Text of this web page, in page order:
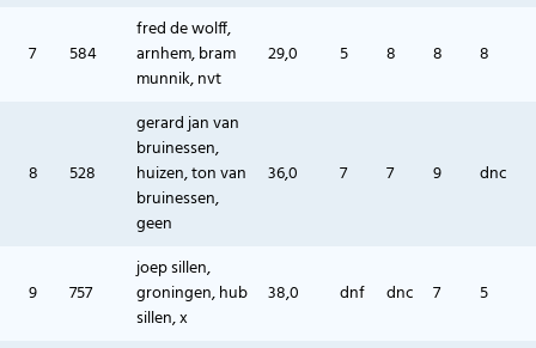
7 584
fred de wolff,
arnhem, bram
munnik, nvt
29,0 5 8 8 8
8 528
gerard jan van
bruinessen,
huizen, ton van
bruinessen,
geen
36,0 7 7 9 dnc
9 757
joep sillen,
groningen, hub
sillen, x
38,0 dnf dnc 7 5